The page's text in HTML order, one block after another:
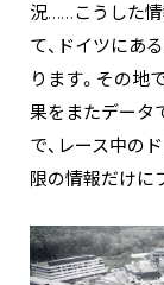
況……こうした
て、ドイツにあ
ります。その地
果をまたデータ
で、レース中の
限の情報だけに